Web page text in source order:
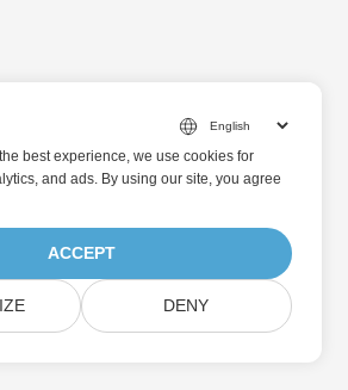
best experience, we use cookies for
and ads. By using our site, you agree
ACCEPT
DENY